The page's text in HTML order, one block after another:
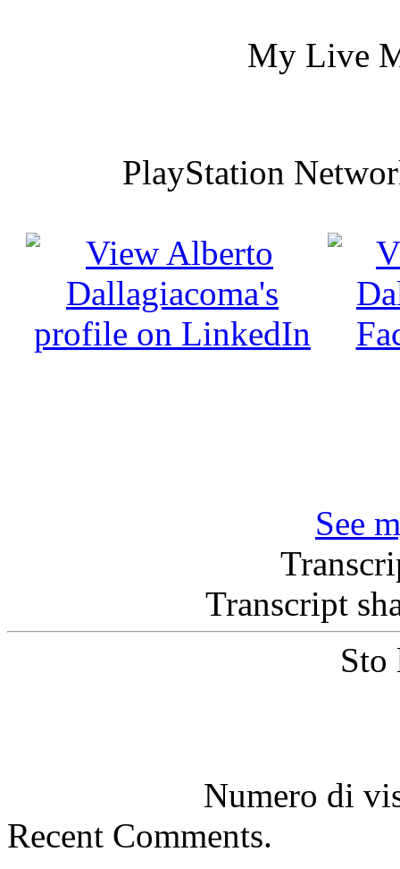
My Live
PlayStation
See
Transcript
Sto
Numero di
Recent Comments.